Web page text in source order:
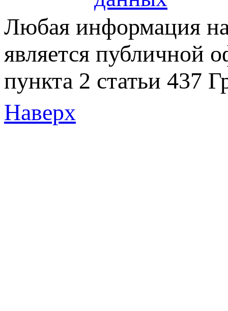
Любая информация на
является публичной
пункта 2 статьи 437
Наверх